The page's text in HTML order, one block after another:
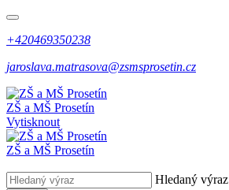
+420469350238
jaroslava.matrasova@zsmsprosetin.cz
ZŠ a MŠ Prosetín
Vytisknout
ZŠ a MŠ Prosetín
Hledaný výraz